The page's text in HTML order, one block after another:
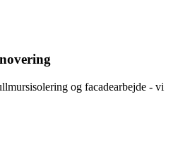
og facadearbejde - vi